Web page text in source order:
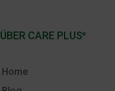
ÜBER CARE PLUS®
Home